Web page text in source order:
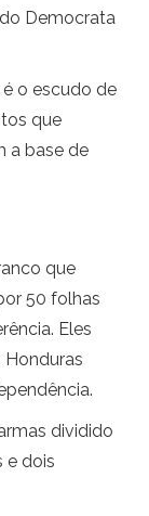
Democrata
o escudo de
que
a base de
que
50 folhas
Eles
dividido
e dois